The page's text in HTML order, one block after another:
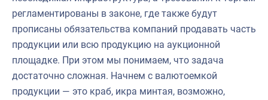
регламентированы в законе, где также будут
прописаны обязательства компаний продавать часть
продукции или всю продукцию на аукционной
площадке. При этом мы понимаем, что задача
достаточно сложная. Начнем с валютоемкой
продукции — это краб, икра минтая, возможно,